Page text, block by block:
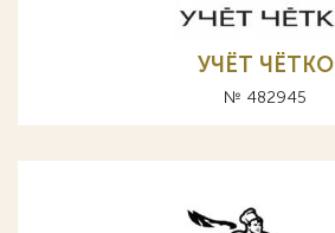
УЧЁТ ЧЁТКО
№ 482945